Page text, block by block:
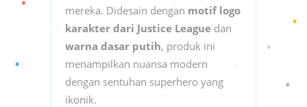
mereka. Didesain dengan motif logo
karakter dari Justice League dan
warna dasar putih, produk ini
menampilkan nuansa modern
dengan sentuhan superhero yang
ikonik.